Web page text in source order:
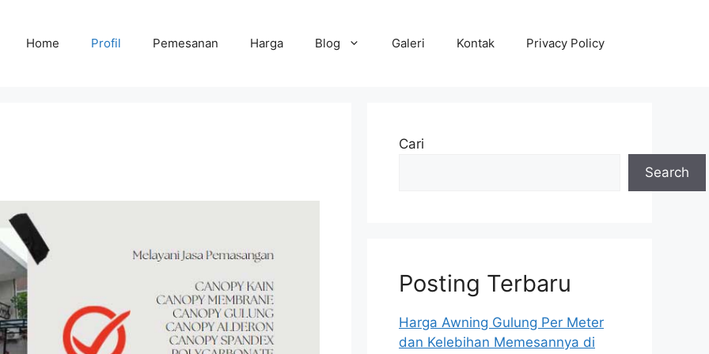
Home Profil Pemesanan Harga Blog Galeri Kontak Privacy Policy
Cari
Search
Posting Terbaru
Harga Awning Gulung Per Meter
dan Kelebihan Memesannya di